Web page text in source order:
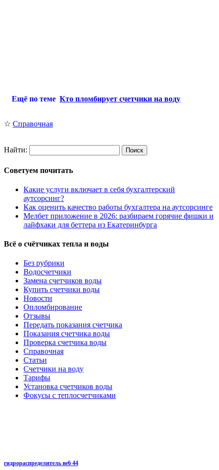
Ещё по теме Кто пломбирует счетчики на воду
☆ Справочная
Найти:
Советуем почитать
Какие услуги включает в себя бухгалтерский
аутсорсинг?
Как оценить качество работы бухгалтера на аутсорсинге
Мелбет приложение в 2026: разбираем горячие фишки и
лайфхаки для беттера из Екатеринбурга
Всё о счётчиках тепла и воды
Без рубрики
Водосчетчики
Замена счетчиков воды
Купить счетчики воды
Новости
Опломбирование
Отзывы
Передать показания счетчика
Показания счетчика воды
Проверка счетчика воды
Справочная
Статьи
Счетчики на воду
Тарифы
Установка счетчиков воды
Фокусы с теплосчетчиками
гидрораспределитель ве6 44